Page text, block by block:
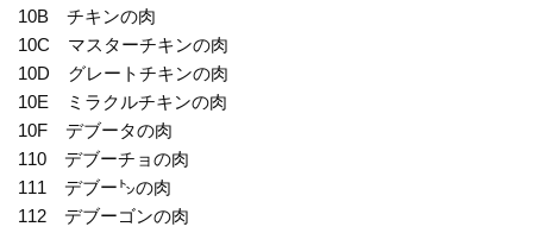
10B チキンの肉
10C マスターチキンの肉
10D グレートチキンの肉
10E ミラクルチキンの肉
10F デブータの肉
110 デブーチョの肉
111 デブー㌧の肉
112 デブーゴンの肉